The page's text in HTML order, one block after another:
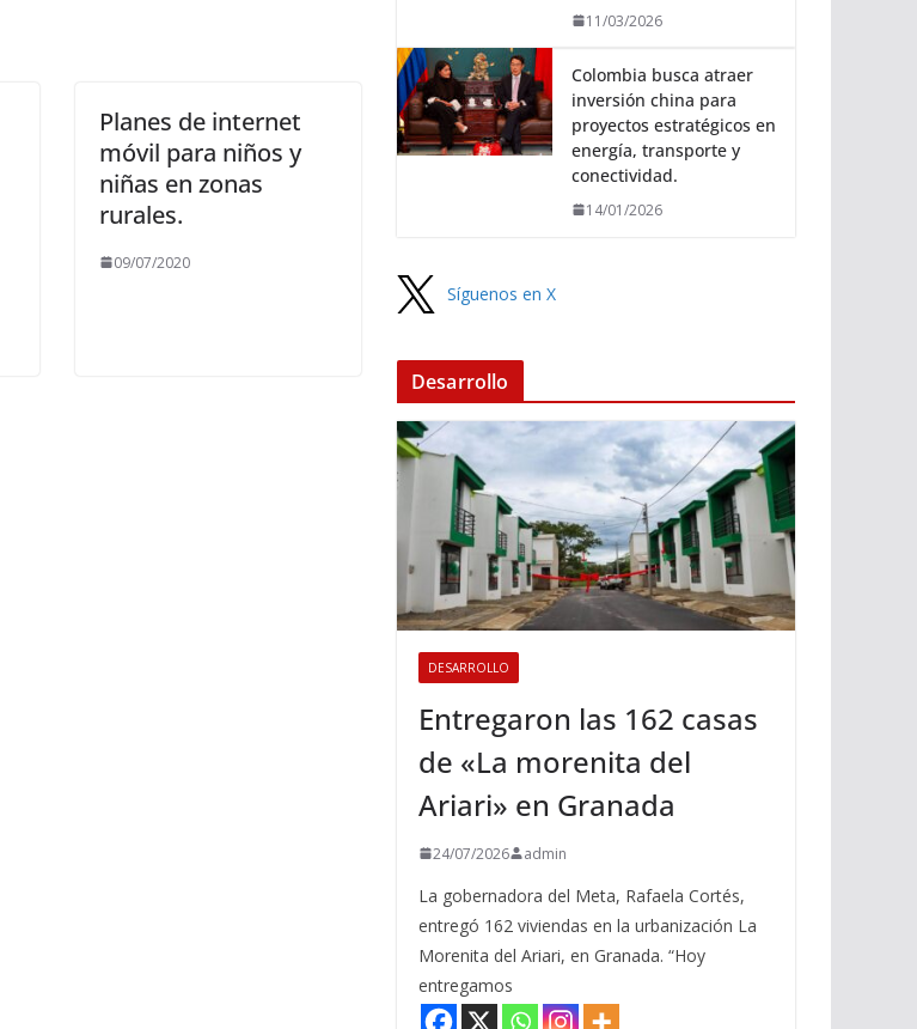
Planes de internet
móvil para niños y
niñas en zonas
rurales.
09/07/2020
11/03/2026
Colombia busca atraer
inversión china para
proyectos estratégicos en
energía, transporte y
conectividad.
14/01/2026
Síguenos en X
Desarrollo
DESARROLLO
Entregaron las 162 casas
de «La morenita del
Ariari» en Granada
24/07/2026 admin
La gobernadora del Meta, Rafaela Cortés,
entregó 162 viviendas en la urbanización La
Morenita del Ariari, en Granada. “Hoy
entregamos